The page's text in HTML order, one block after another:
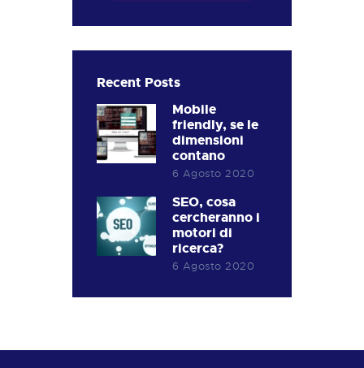
Recent Posts
Mobile
friendly, se le
dimensioni
contano
6 Agosto 2020
SEO, cosa
cercheranno i
motori di
ricerca?
6 Agosto 2020